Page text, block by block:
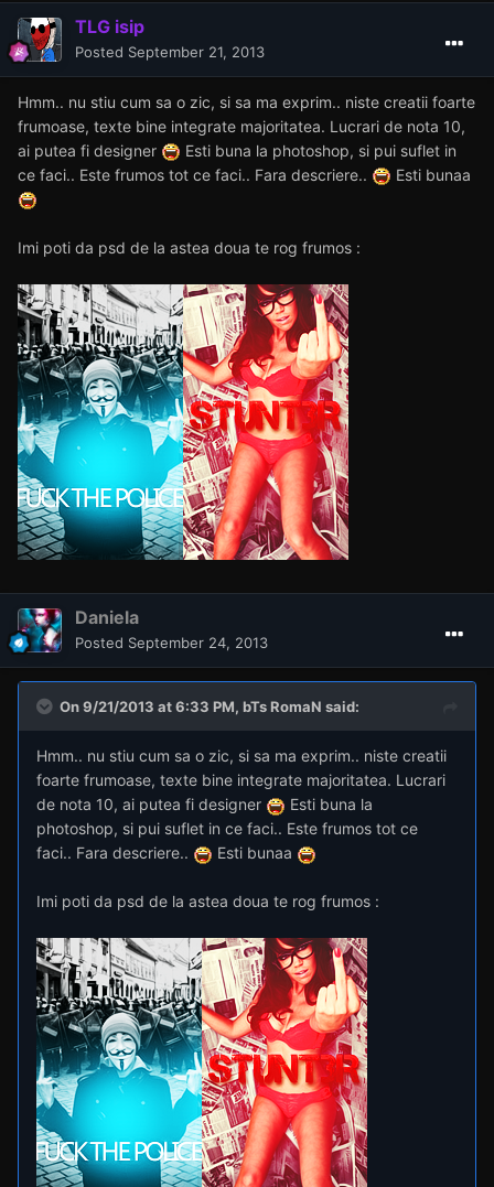
Edited
September 20, 2013
Edu7
September 21, 2013
Nu mai am ce sa zic sunt pur si simplu geniale.
# Mai asteptam Daria!
TLG isip
PostedSeptember 21, 2013
Hmm.. nu stiu cum sa o zic, si sa ma exprim.. niste creatii foarte
frumoase, texte bine integrate majoritatea. Lucrari de nota 10,
ai putea fi designer
Esti buna la photoshop, si pui suflet in
ce faci.. Este frumos tot ce faci.. Fara descriere..
Imi poti da psd de la astea doua te rog frumos :
Daniela
On 9/21/2013 at 6:33 PM, bTs RomaN said:
Hmm.. nu stiu cum sa o zic, si sa ma exprim.. niste creatii
foarte frumoase, texte bine integrate majoritatea. Lucrari
de nota 10, ai putea fi designer
Esti buna la
photoshop, si pui suflet in ce faci.. Este frumos tot ce
faci.. Fara descriere..
Esti bunaa
Imi poti da psd de la astea doua te rog frumos :